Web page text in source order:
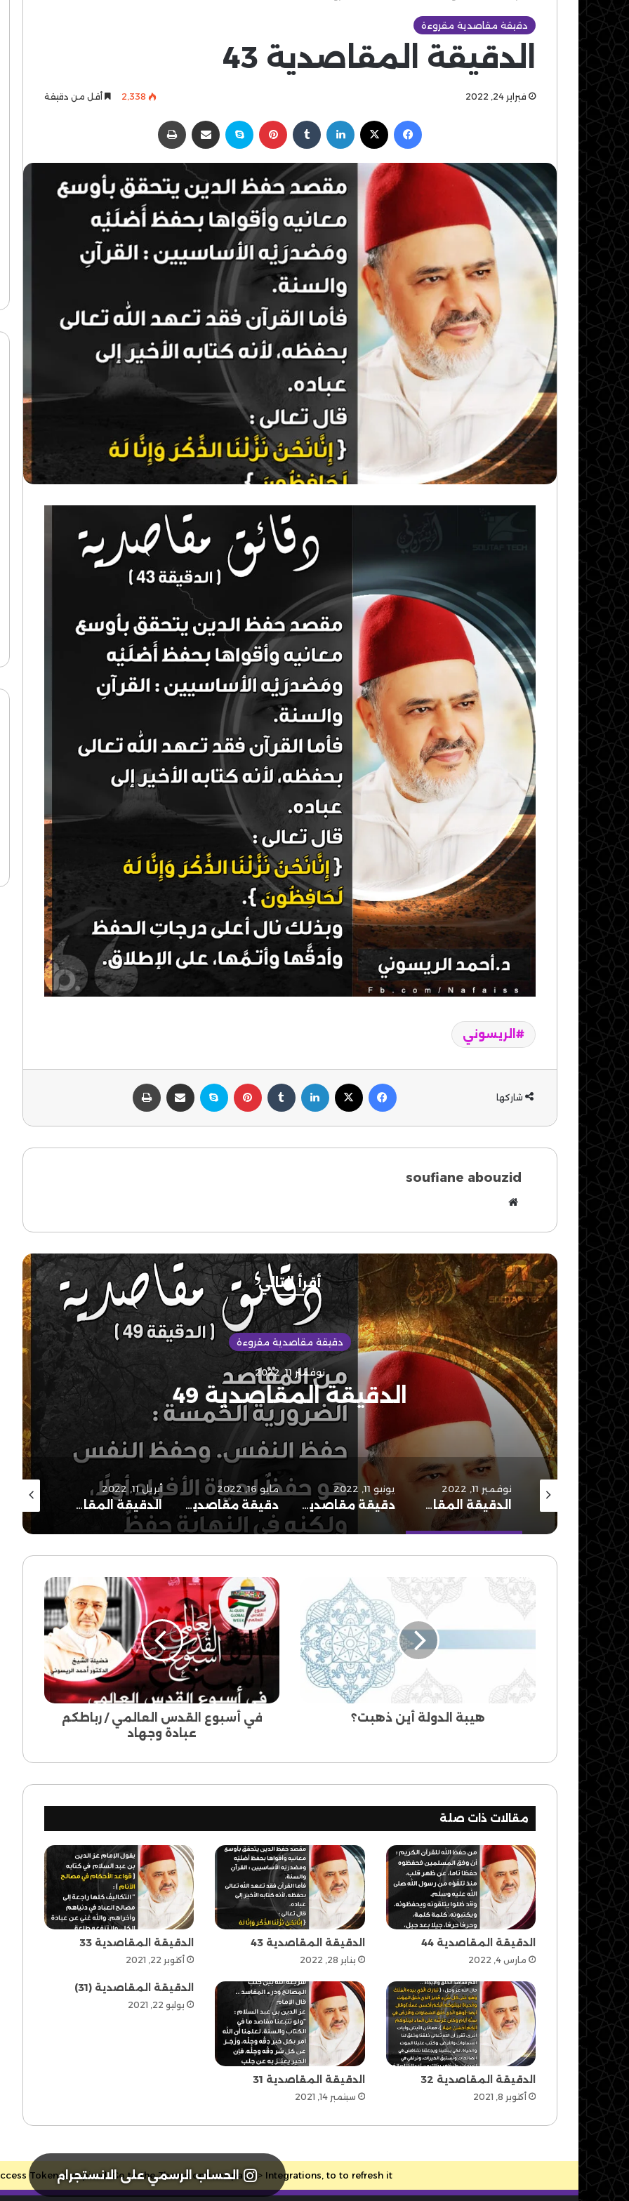
دقيقة مقاصدية مقروءة
الدقيقة المقاصدية 43
فبراير 24, 2022 2٬338 أقل من دقيقة
فيسبوك لينكدإن بينتيريست سكايب مشاركة عبر البريد
الريسوني
شاركها
فيسبوك لينكدإن بينتيريست سكايب مشاركة عبر البريد
soufiane abouzid
أقرأ التالي
دقيقة مقاصدية مقروءة
نوفمبر 11, 2022
الدقيقة المقاصدية 49
نوفمبر 11, 2022
الدقيقة المقاصدية 49
يونيو 11, 2022
دقيقة مقاصدية (48)
مايو 16, 2022
دقيقة مقاصدية: حفظ الدين والنهي عن الابتداع
أبريل 11, 2022
الدقيقة المقاصدية 46
مارس 17, 2022
هيبة
الدولة
أين
ذهبت؟
هيبة الدولة أين ذهبت؟
في
أسبوع
القدس
العالمي
رباطكم
في أسبوع القدس العالمي / رباطكم
عبادة وجهاد
مقالات ذات صلة
الدقيقة المقاصدية 44
مارس 4, 2022
الدقيقة المقاصدية 43
يناير 28, 2022
الدقيقة المقاصدية 33
أكتوبر 22, 2021
الدقيقة المقاصدية 32
أكتوبر 8, 2021
الدقيقة المقاصدية 31
سبتمبر 14, 2021
الدقيقة المقاصدية (31)
يوليو 22, 2021
الحساب الرسمي على الانستجرام
Token is expired, Go to the Theme options page > Integrations, to to refresh it.